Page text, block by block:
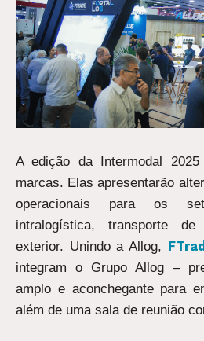
A edição da Intermodal
marcas. Elas apresentarão
operacionais para os
intralogística, transporte
exterior. Unindo a Allog,
integram o Grupo Allog –
amplo e aconchegante para
além de uma sala de reunião